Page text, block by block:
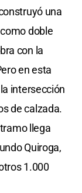
una
doble
con la
en esta
intersección
de calzada.
llega
Quiroga,
1.000